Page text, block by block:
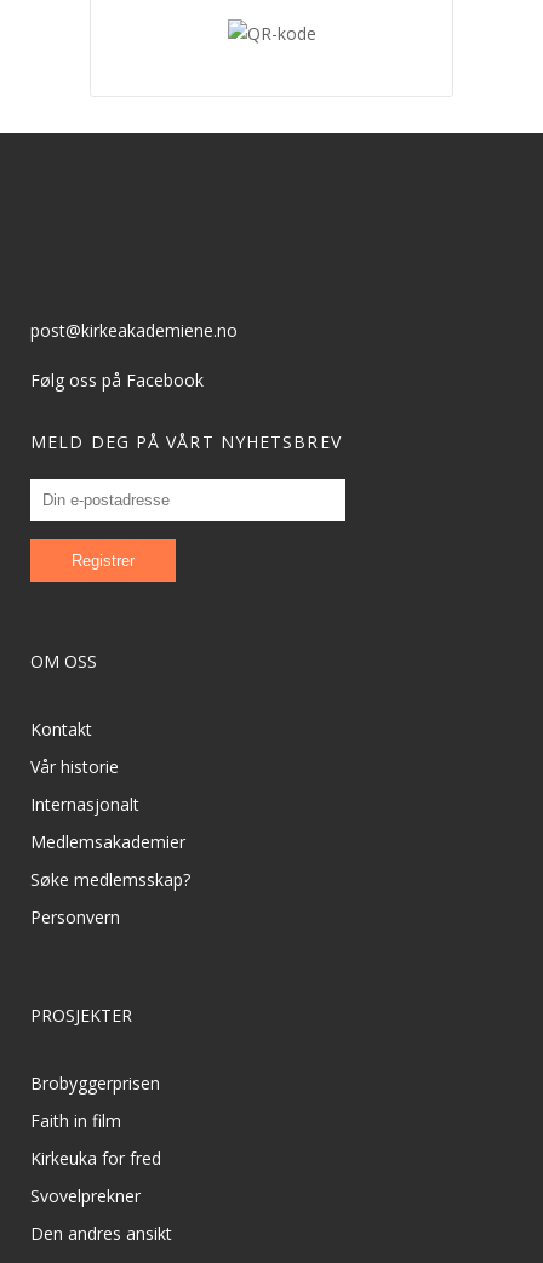
post@kirkeakademiene.no
Følg oss på Facebook
MELD DEG PÅ VÅRT NYHETSBREV
OM OSS
Kontakt
Vår historie
Internasjonalt
Medlemsakademier
Søke medlemsskap?
Personvern
PROSJEKTER
Brobyggerprisen
Faith in film
Kirkeuka for fred
Svovelprekner
Den andres ansikt